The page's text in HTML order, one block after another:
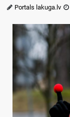
Portals lakuga.lv